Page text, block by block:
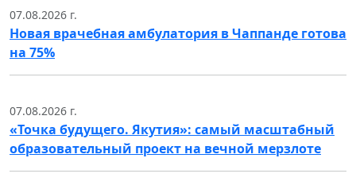
07.08.2026 г.
Новая врачебная амбулатория в Чаппанде готова
на 75%
07.08.2026 г.
«Точка будущего. Якутия»: самый масштабный
образовательный проект на вечной мерзлоте